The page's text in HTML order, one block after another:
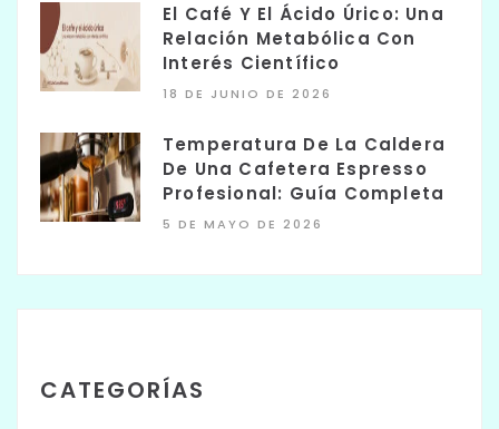
El Café Y El Ácido Úrico: Una
Relación Metabólica Con
Interés Científico
18 DE JUNIO DE 2026
Temperatura De La Caldera
De Una Cafetera Espresso
Profesional: Guía Completa
5 DE MAYO DE 2026
CATEGORÍAS